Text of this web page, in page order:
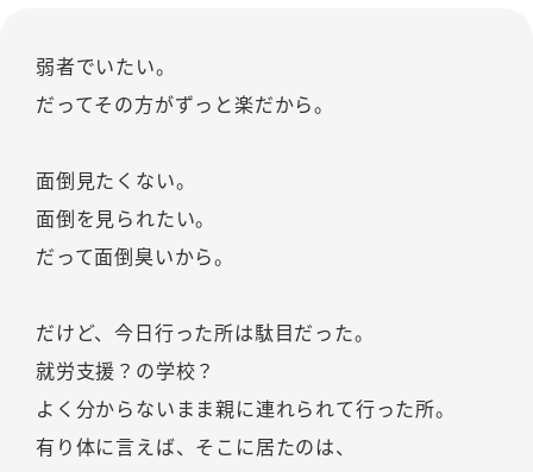
弱者でいたい。
だってその方がずっと楽だから。
面倒見たくない。
面倒を見られたい。
だって面倒臭いから。
だけど、今日行った所は駄目だった。
就労支援？の学校？
よく分からないまま親に連れられて行った所。
有り体に言えば、そこに居たのは、